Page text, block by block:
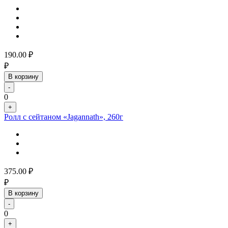
190.00 ₽
₽
В корзину
-
0
+
Ролл с сейтаном «Jagannath», 260г
375.00 ₽
₽
В корзину
-
0
+